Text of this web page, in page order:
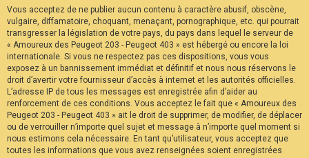
Vous acceptez de ne publier aucun contenu à caractère abusif, obscène,
vulgaire, diffamatoire, choquant, menaçant, pornographique, etc. qui pourrait
transgresser la législation de votre pays, du pays dans lequel le serveur de
« Amoureux des Peugeot 203 - Peugeot 403 » est hébergé ou encore la loi
internationale. Si vous ne respectez pas ces dispositions, vous vous
exposez à un bannissement immédiat et définitif et nous nous réservons le
droit d’avertir votre fournisseur d’accès à internet et les autorités officielles.
L’adresse IP de tous les messages est enregistrée afin d’aider au
renforcement de ces conditions. Vous acceptez le fait que « Amoureux des
Peugeot 203 - Peugeot 403 » ait le droit de supprimer, de modifier, de déplacer
ou de verrouiller n’importe quel sujet et message à n’importe quel moment si
nous estimons cela nécessaire. En tant qu’utilisateur, vous acceptez que
toutes les informations que vous avez renseignées soient enregistrées